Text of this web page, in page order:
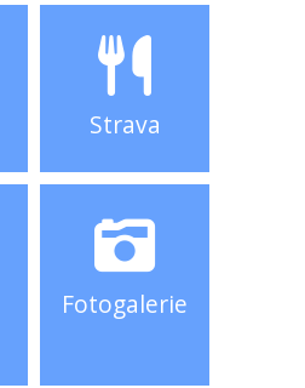
Strava
Fotogalerie